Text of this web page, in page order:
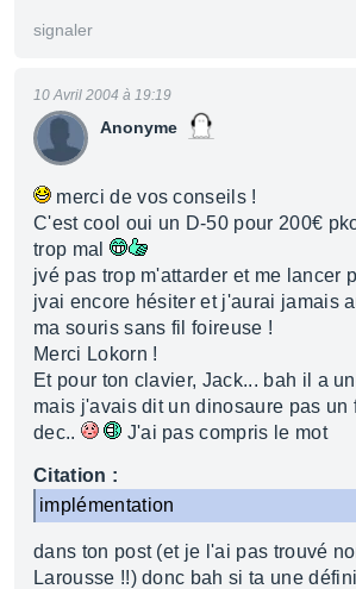
signaler
Anonyme
10 Avril 2004 à 19:19
merci de vos conseils !
C'est cool oui un D-50 pour 200€
trop mal
jvé pas trop m'attarder et me lancer
jvai encore hésiter et j'aurai jamais
ma souris sans fil foireuse !
Merci Lokorn !
Et pour ton clavier, Jack... bah il a
mais j'avais dit un dinosaure pas un
dec..
J'ai pas compris le mot
Citation :
implémentation
dans ton post (et je l'ai pas trouvé
Larousse !!) donc bah si ta une